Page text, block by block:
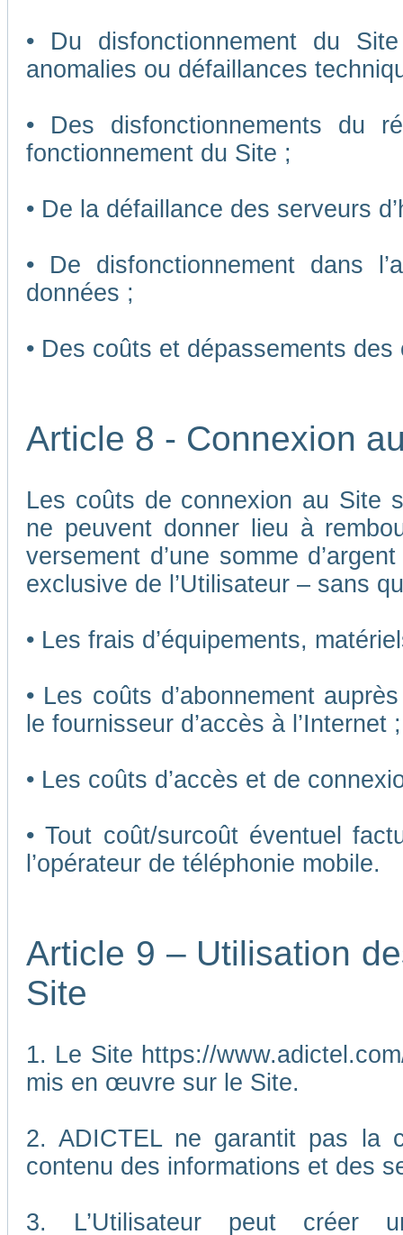
• Du disfonctionnement du
anomalies ou défaillances
• Des disfonctionnements du
fonctionnement du Site ;
• De la défaillance des serveurs
• De disfonctionnement dans
données ;
• Des coûts et dépassements
Article 8 - Connexion
Les coûts de connexion au Site
ne peuvent donner lieu à
versement d’une somme
exclusive de l’Utilisateur – sans
• Les frais d’équipements,
• Les coûts d’abonnement
le fournisseur d’accès à l’Internet ;
• Les coûts d’accès et de
• Tout coût/surcoût éventuel
l’opérateur de téléphonie mobile.
Article 9 – Utilisation
Site
1. Le Site https://
mis en œuvre sur le Site.
2. ADICTEL ne garantit pas la
contenu des informations et des
3. L’Utilisateur peut créer